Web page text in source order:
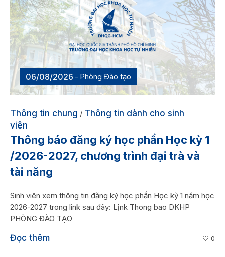
06/08/2026 Phòng Đào tạo
Thông tin chung / Thông tin dành cho sinh
viên
Thông báo đăng ký học phần Học kỳ 1
/2026-2027, chương trình đại trà và
tài năng
Sinh viên xem thông tin đăng ký học phần Học kỳ 1 năm học
2026-2027 trong link sau đây: Lịnk Thong bao DKHP
PHÒNG ĐÀO TẠO
Đọc thêm 0